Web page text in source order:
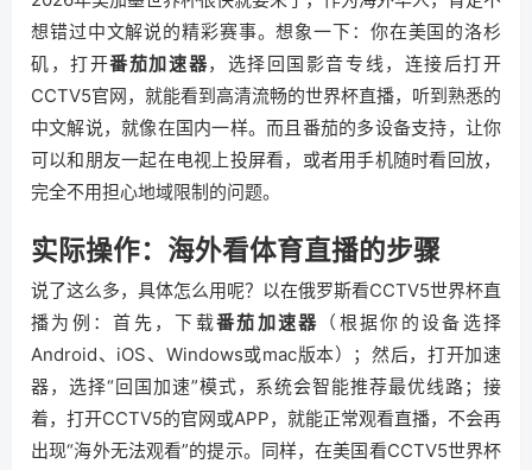
想错过中文解说的精彩赛事。想象一下：你在美国的洛杉
矶，打开番茄加速器，选择回国影音专线，连接后打开
CCTV5官网，就能看到高清流畅的世界杯直播，听到熟悉的
中文解说，就像在国内一样。而且番茄的多设备支持，让你
可以和朋友一起在电视上投屏看，或者用手机随时看回放，
完全不用担心地域限制的问题。
实际操作：海外看体育直播的步骤
说了这么多，具体怎么用呢？以在俄罗斯看CCTV5世界杯直
播为例：首先，下载番茄加速器 （根据你的设备选择
Android、iOS、Windows或mac版本）；然后，打开加速
器，选择“回国加速”模式，系统会智能推荐最优线路；接
着，打开CCTV5的官网或APP，就能正常观看直播，不会再
出现“海外无法观看”的提示。同样，在美国看CCTV5世界杯